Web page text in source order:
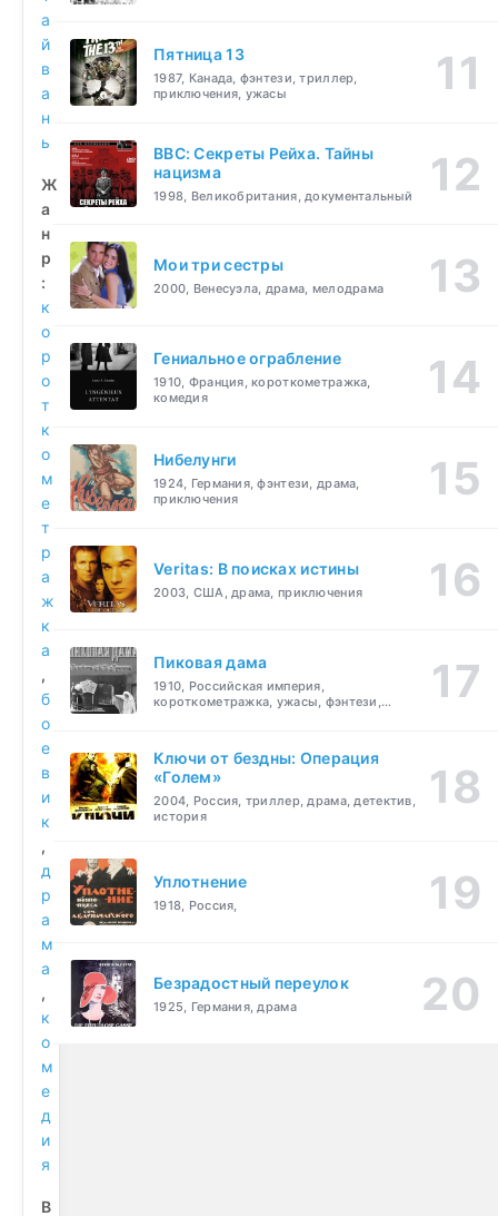
а
й
в
а
н
ь
Ж
а
н
р
:
к
о
р
о
т
к
о
м
е
т
р
а
ж
к
а
,
б
о
е
в
и
к
,
д
р
а
м
а
,
к
о
м
е
д
и
я
В
Пятница 13
1987, Канада, фэнтези, триллер,
приключения, ужасы
BBC: Секреты Рейха. Тайны
нацизма
1998, Великобритания, документальный
Мои три сестры
2000, Венесуэла, драма, мелодрама
Гениальное ограбление
1910, Франция, короткометражка,
комедия
Нибелунги
1924, Германия, фэнтези, драма,
приключения
Veritas: В поисках истины
2003, США, драма, приключения
Пиковая дама
1910, Российская империя,
короткометражка, ужасы, фэнтези,
Ключи от бездны: Операция
«Голем»
2004, Россия, триллер, драма, детектив,
история
Уплотнение
1918, Россия,
Безрадостный переулок
1925, Германия, драма